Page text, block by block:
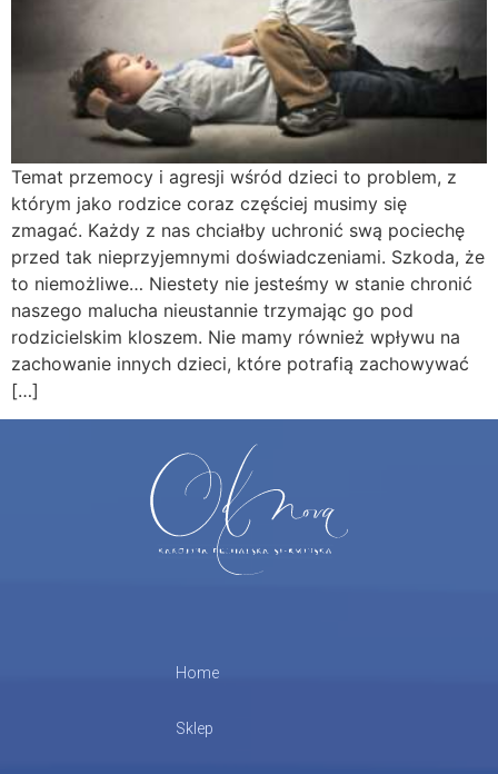
Temat przemocy i agresji wśród dzieci to problem, z
którym jako rodzice coraz częściej musimy się
zmagać. Każdy z nas chciałby uchronić swą pociechę
przed tak nieprzyjemnymi doświadczeniami. Szkoda, że
to niemożliwe… Niestety nie jesteśmy w stanie chronić
naszego malucha nieustannie trzymając go pod
rodzicielskim kloszem. Nie mamy również wpływu na
zachowanie innych dzieci, które potrafią zachowywać
[…]
Home
Sklep